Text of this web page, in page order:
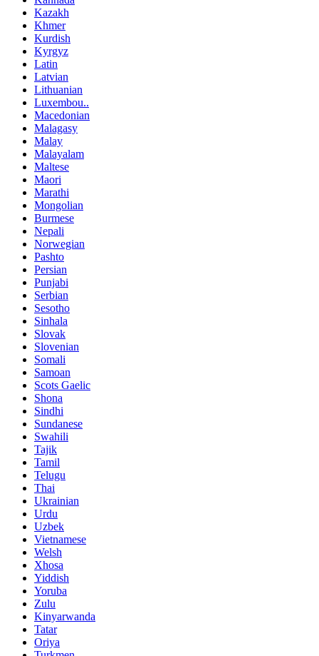
Kazakh
Khmer
Kurdish
Kyrgyz
Latin
Latvian
Lithuanian
Luxembou..
Macedonian
Malagasy
Malay
Malayalam
Maltese
Maori
Marathi
Mongolian
Burmese
Nepali
Norwegian
Pashto
Persian
Punjabi
Serbian
Sesotho
Sinhala
Slovak
Slovenian
Somali
Samoan
Scots Gaelic
Shona
Sindhi
Sundanese
Swahili
Tajik
Tamil
Telugu
Thai
Ukrainian
Urdu
Uzbek
Vietnamese
Welsh
Xhosa
Yiddish
Yoruba
Zulu
Kinyarwanda
Tatar
Oriya